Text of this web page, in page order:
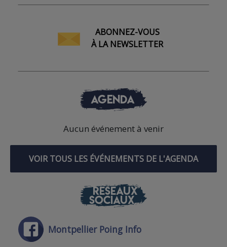
ABONNEZ-VOUS
À LA NEWSLETTER
AGENDA
Aucun événement à venir
VOIR TOUS LES ÉVÉNEMENTS DE L'AGENDA
RÉSEAUX
SOCIAUX
Montpellier Poing Info